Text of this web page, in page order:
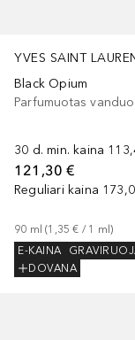
YVES SAINT
Black Opium
Parfumuotas vanduo
30 d. min. kaina
121,30 €
Reguliari kaina
90 ml (1,35 € / 1 ml)
E-KAINA
DOVANA